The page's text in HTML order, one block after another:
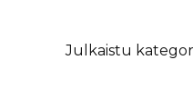
Julkaistu